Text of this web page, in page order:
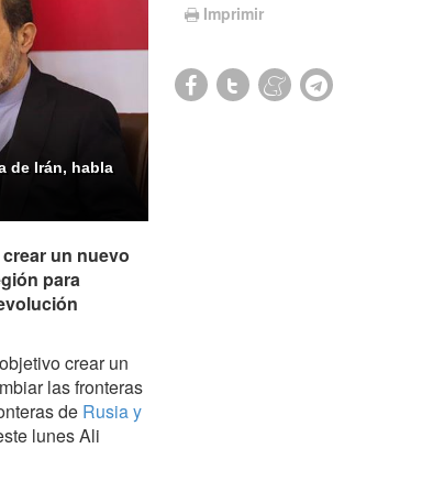
de Irán, habla
Imprimir
un nuevo
para
crear un
las fronteras
de Rusia y
lunes Ali